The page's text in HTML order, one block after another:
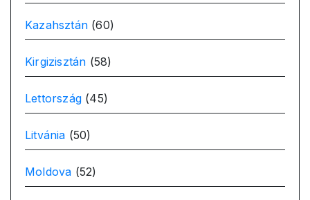
Kazahsztán (60)
Kirgizisztán (58)
Lettország (45)
Litvánia (50)
Moldova (52)